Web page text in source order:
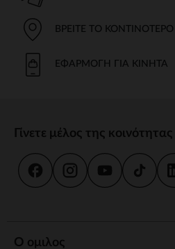
ΒΡΕΊΤΕ ΤΟ
ΕΦΑΡΜΟΓΉ ΓΙΑ ΚΙΝΗΤΆ
Γίνετε μέλος της κοινότητας
Ο ομιλος